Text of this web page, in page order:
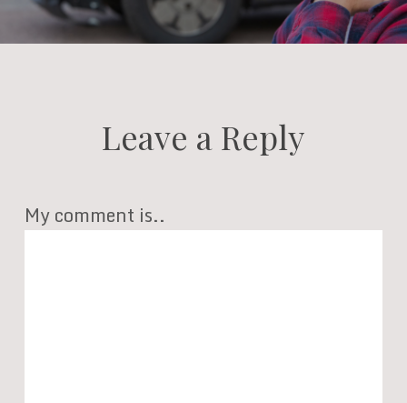
Leave a Reply
My comment is..